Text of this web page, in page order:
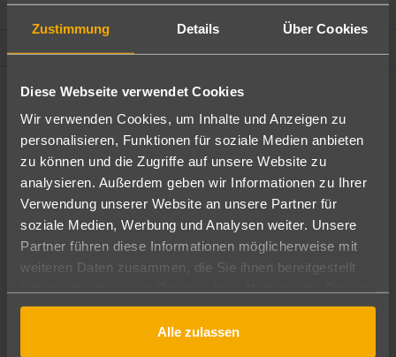
Zustimmung Details Über Cookies
Diese Webseite verwendet Cookies
Wir verwenden Cookies, um Inhalte und Anzeigen zu
personalisieren, Funktionen für soziale Medien anbieten
zu können und die Zugriffe auf unsere Website zu
analysieren. Außerdem geben wir Informationen zu Ihrer
Verwendung unserer Website an unsere Partner für
soziale Medien, Werbung und Analysen weiter. Unsere
Partner führen diese Informationen möglicherweise mit
weiteren Daten zusammen, die Sie ihnen bereitgestellt
gesammelt haben.
Alle zulassen
Bewertungen
Ändere die Kriterien nach deinen Wünschen
Pauschal Nur Hotel
Abflughafen
Alle Abflughäfen
11.08.26–09.08.27 7-21 Nächte